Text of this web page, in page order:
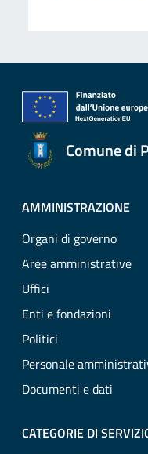
Comune di
AMMINISTRAZIONE
Organi di governo
Aree amministrative
Uffici
Enti e fondazioni
Politici
Personale
Documenti e dati
CATEGORIE DI